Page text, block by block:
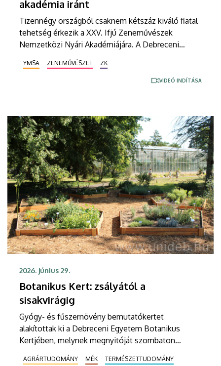
akadémia iránt
Tizennégy országból csaknem kétszáz kiváló fiatal
tehetség érkezik a XXV. Ifjú Zeneművészek
Nemzetközi Nyári Akadémiájára. A Debreceni
Egyetem Zeneművészeti Kar nagyszabású szakmai
találkozóján harmincöt hazai és külföldről érkező
mesteroktatató adja át tudását a hallgatóknak. A
akadémia résztvevőiből a Kodály Zoltán Ifjúsági
Világzenekar, mely a februárban elhunyt Vásáry
Tamás emléke előtt is tiszteleg.
YMSA ZENEMŰVÉSZET ZK
VIDEÓ INDÍTÁSA
2026. június 29.
Botanikus Kert: zsályától a
sisakvirágig
Gyógy- és fűszernövény bemutatókertet
alakítottak ki a Debreceni Egyetem Botanikus
Kertjében, melynek megnyitóját szombaton
növényfajt ültettek tematikusan, így például a
AGRÁRTUDOMÁNY MÉK
TERMÉSZETTUDOMÁNY